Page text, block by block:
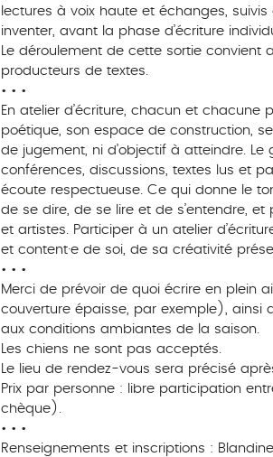
lectures à voix haute et échanges,
inventer, avant la phase d’écriture
Le déroulement de cette sortie convient
producteurs de textes.
• • •
En atelier d’écriture, chacun et chacune
poétique, son espace de construction,
de jugement, ni d’objectif à atteindre.
conférences, discussions, textes lus et
écoute respectueuse. Ce qui donne le
de se dire, de se lire et de s’entendre, et
et artistes. Participer à un atelier
et content·e de soi, de sa créativité
• • •
Merci de prévoir de quoi écrire en plein
couverture épaisse, par exemple), ainsi
aux conditions ambiantes de la saison.
Les chiens ne sont pas acceptés.
Le lieu de rendez-vous sera précisé
Prix par personne : libre participation
chèque).
• • •
Renseignements et inscriptions :